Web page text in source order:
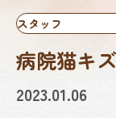
スタッフ
病院猫キ
2023.01.06